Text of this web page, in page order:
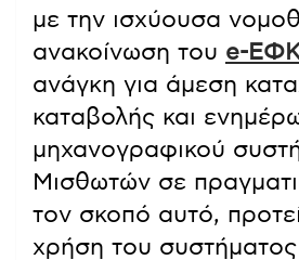
με την ισχύουσα
ανακοίνωση του e-
ανάγκη για άμεση
καταβολής και
μηχανογραφικού
Μισθωτών σε
τον σκοπό αυτό,
χρήση του